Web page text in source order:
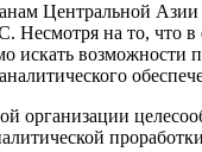
Центральной Азии
Несмотря на то, что в
искать возможности
аналитического
организации